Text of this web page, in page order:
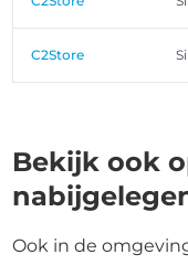
C2Store
Bekijk ook
Ook in de